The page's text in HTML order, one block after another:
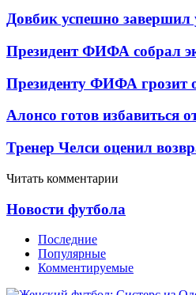
Довбик успешно завершил
Президент ФИФА собрал
Президенту ФИФА грозит
Алонсо готов избавиться
Тренер Челси оценил
Читать комментарии
Новости футбола
Последние
Популярные
Комментируемые